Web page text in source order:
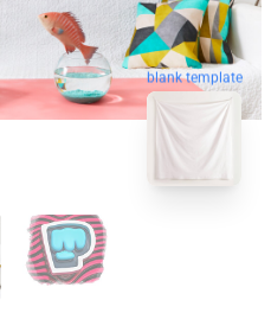
blank template